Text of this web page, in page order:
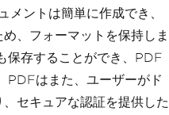
ントは簡単に作成でき、
、フォーマットを保持しま
保存することができ、PDF
PDFはまた、ユーザーがド
セキュアな認証を提供した